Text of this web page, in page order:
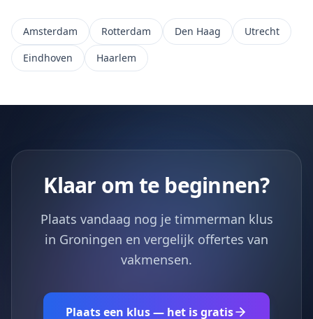
Amsterdam Rotterdam Den Haag
Utrecht
Eindhoven
Haarlem
Klaar om te beginnen?
Plaats vandaag nog je timmerman klus
in Groningen en vergelijk offertes van
vakmensen.
Plaats een klus — het is gratis